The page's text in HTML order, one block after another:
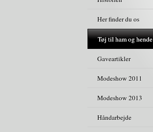
Her finder du os
Tøj til ham og hende
Gaveartikler
Modeshow 2011
Modeshow 2013
Håndarbejde